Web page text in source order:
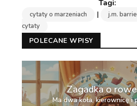
cytaty o marzeniach | j.m. barrie
cytaty
POLECANE WPISY
Zagadka o
Ma dwa koła, kierownicę i